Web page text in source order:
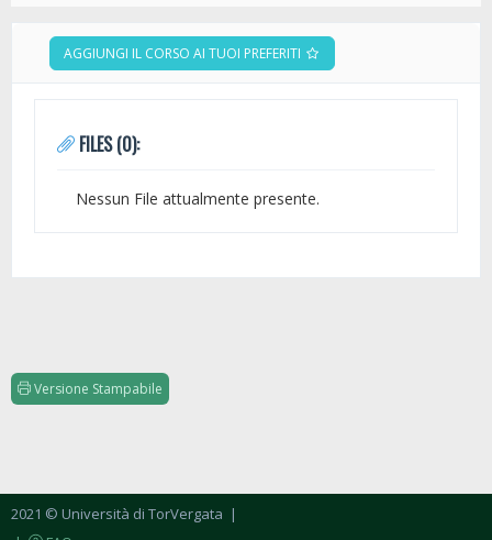
AGGIUNGI IL CORSO AI TUOI PREFERITI
FILES (0):
Nessun File attualmente presente.
Versione Stampabile
2021 © Università di TorVergata |